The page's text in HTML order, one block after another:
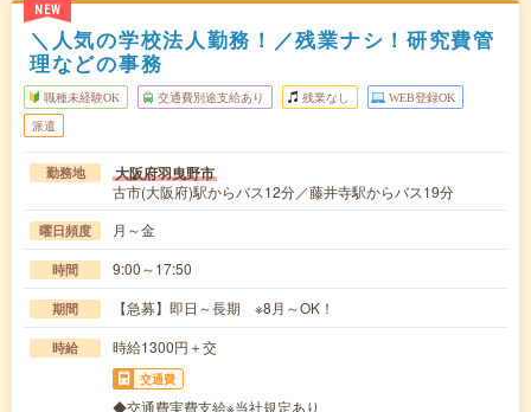
NEW
＼人気の学校法人勤務！／残業ナシ！研究費管
理などの事務
職種未経験OK 交通費別途支給あり 残業なし WEB登録OK
派遣
勤務地 大阪府羽曳野市
古市(大阪府)駅からバス12分／藤井寺駅からバス19分
曜日頻度 月～金
時間 9:00～17:50
期間 【急募】即日～長期 ※8月～OK！
時給 時給1300円＋交
交通費
◆交通費実費支給※当社規定あり